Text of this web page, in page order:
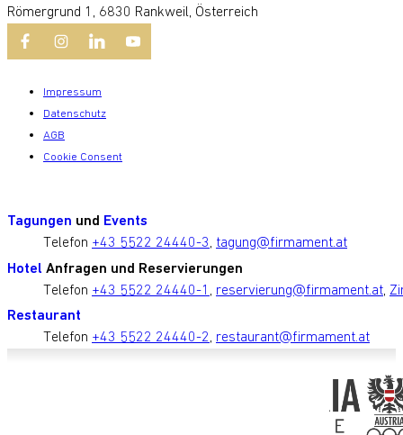
Römergrund 1, 6830 Rankweil, Österreich
Impressum
Datenschutz
AGB
Cookie Consent
Tagungen und Events
Telefon +43 5522 24440-3, tagung@firmament.at
Hotel Anfragen und Reservierungen
Telefon +43 5522 24440-1 , reservierung@firmament.at,
Restaurant
Telefon +43 5522 24440-2, restaurant@firmament.at